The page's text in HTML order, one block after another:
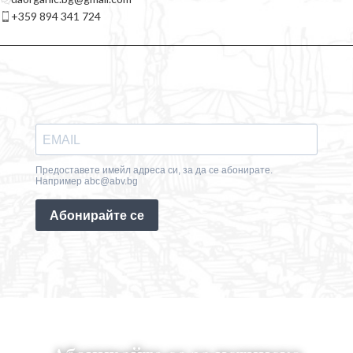
+359 894 341 724